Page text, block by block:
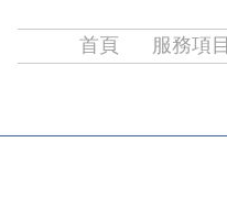
首頁 服務項目